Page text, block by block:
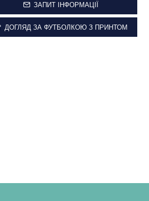
ЗАПИТ ІНФОРМАЦІЇ
ДОГЛЯД ЗА ФУТБОЛКОЮ З ПРИНТОМ